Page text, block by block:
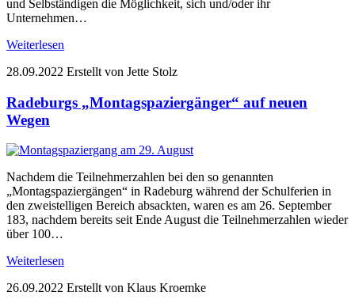
und Selbständigen die Möglichkeit, sich und/oder ihr
Unternehmen…
Weiterlesen
28.09.2022 Erstellt von Jette Stolz
Radeburgs „Montagspaziergänger“ auf neuen
Wegen
Nachdem die Teilnehmerzahlen bei den so genannten
„Montagspaziergängen“ in Radeburg während der Schulferien in
den zweistelligen Bereich absackten, waren es am 26. September
183, nachdem bereits seit Ende August die Teilnehmerzahlen wieder
über 100…
Weiterlesen
26.09.2022 Erstellt von Klaus Kroemke